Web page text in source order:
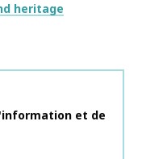
heritage
et de